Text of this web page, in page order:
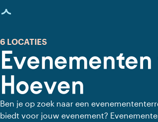
geladen
Hoeven
6 LOCATIES
Ben je op zoek naar een
biedt voor jouw evenement?